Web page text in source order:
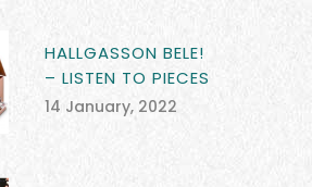
HALLGASSON BELE!
– LISTEN TO PIECES
14 January, 2022